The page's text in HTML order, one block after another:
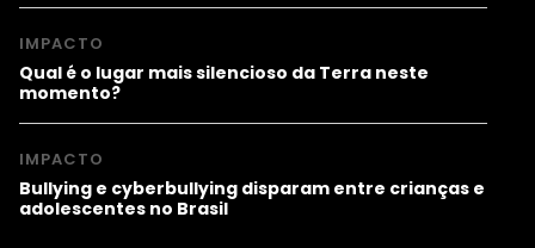
IMPACTO
Qual é o lugar mais silencioso da Terra neste
momento?
IMPACTO
Bullying e cyberbullying disparam entre crianças e
adolescentes no Brasil